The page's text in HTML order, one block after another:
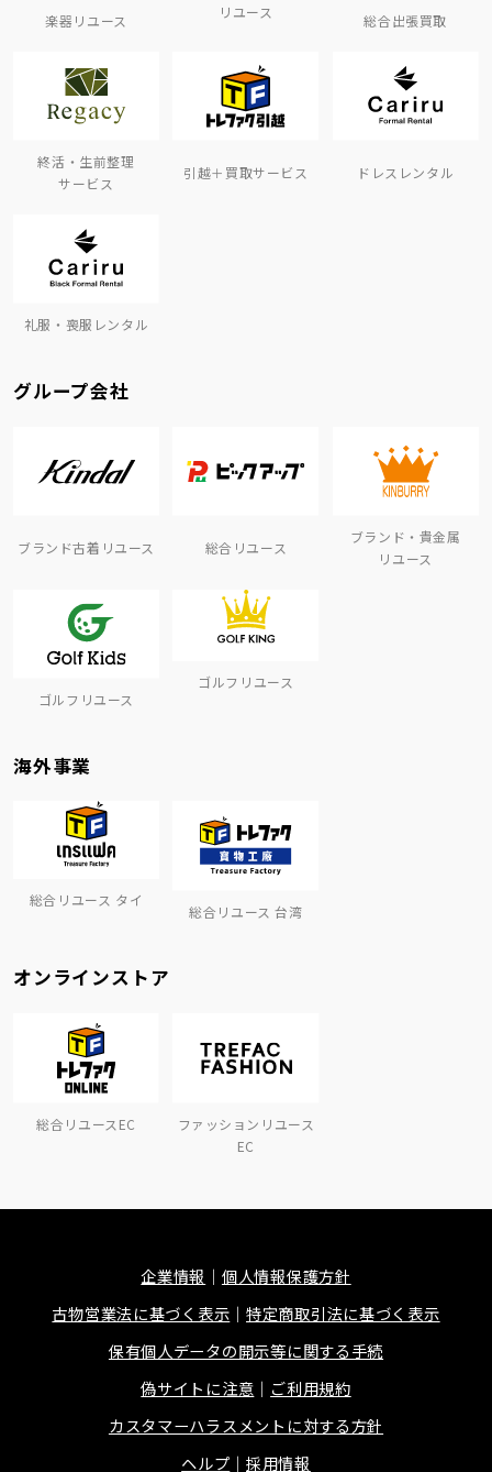
楽器リユース
リユース
総合出張買取
終活・生前整理
サービス
引越＋買取サービス ドレスレンタル
礼服・喪服レンタル
グループ会社
ブランド古着リユース 総合リユース
ブランド・貴金属
リユース
ゴルフリユース
ゴルフリユース
海外事業
総合リユース タイ
総合リユース 台湾
オンラインストア
総合リユースEC
ファッションリユース
EC
企業情報
個人情報保護方針
古物営業法に基づく表示
特定商取引法に基づく表示
保有個人データの開示等に関する手続
偽サイトに注意
ご利用規約
カスタマーハラスメントに対する方針
ヘルプ
採用情報